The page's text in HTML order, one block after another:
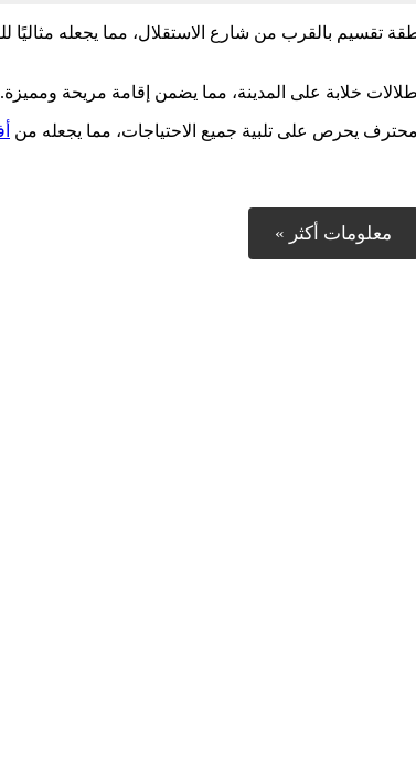
تقسيم بالقرب من شارع الاستقلال، مما يجعله مثاليًا
خلابة على المدينة، مما يضمن إقامة مريحة ومميزة.
يحرص على تلبية جميع الاحتياجات، مما يجعله من
معلومات أكثر »